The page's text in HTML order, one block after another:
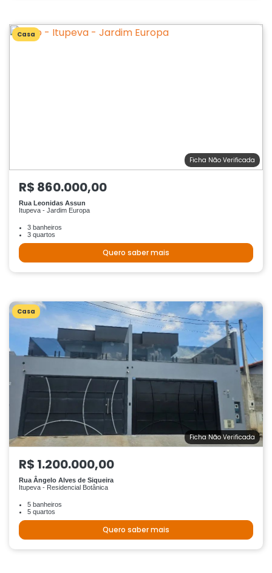
Casa
Ficha Não Verificada
R$ 860.000,00
Rua Leonidas Assun
Itupeva - Jardim Europa
3 banheiros
3 quartos
Quero saber mais
Casa
Ficha Não Verificada
R$ 1.200.000,00
Rua Ângelo Alves de Siqueira
Itupeva - Residencial Botânica
5 banheiros
5 quartos
Quero saber mais